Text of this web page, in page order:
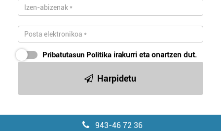
Pribatutasun Politika irakurri eta onartzen dut.
Harpidetu
943-46 72 36